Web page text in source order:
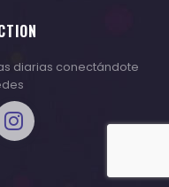
diarias conectándote